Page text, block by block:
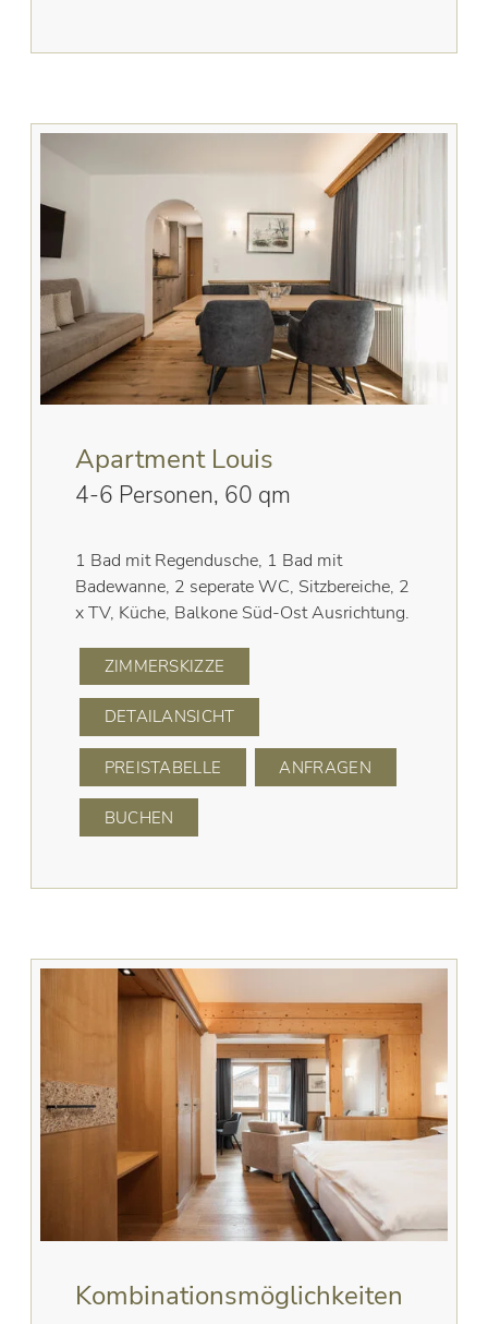
Apartment Louis
4-6 Personen, 60 qm
1 Bad mit Regendusche, 1 Bad mit
Badewanne, 2 seperate WC, Sitzbereiche, 2
x TV, Küche, Balkone Süd-Ost Ausrichtung.
ZIMMERSKIZZE
DETAILANSICHT
PREISTABELLE ANFRAGEN
BUCHEN
Kombinationsmöglichkeiten